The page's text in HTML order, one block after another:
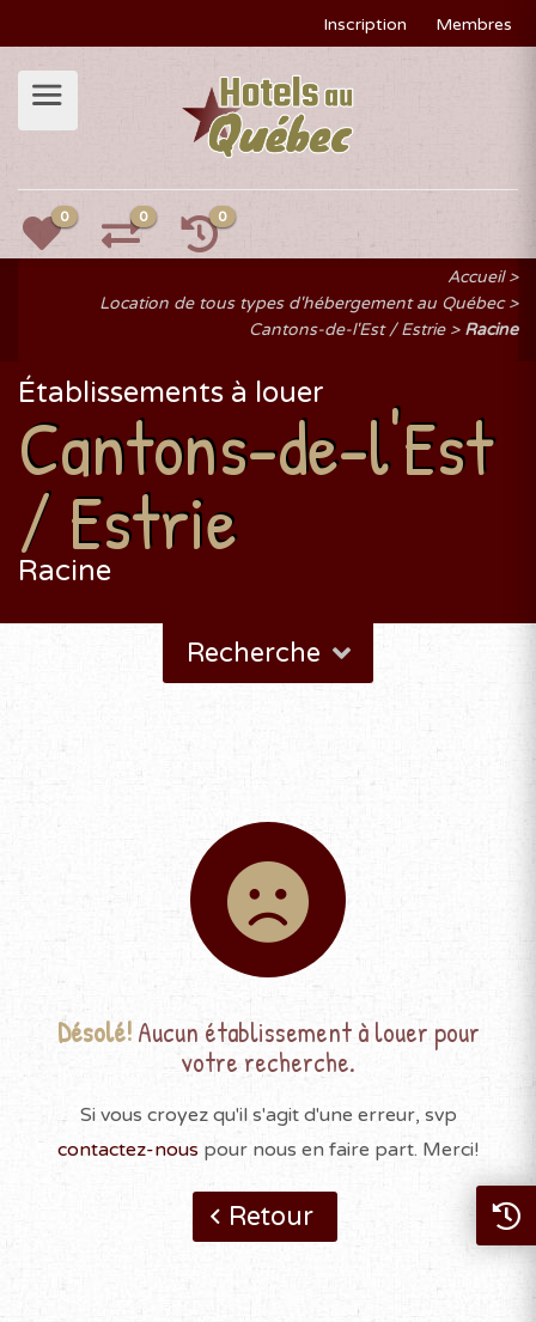
Inscription Membres
0 0 0
Accueil
Location de tous types d'hébergement au Québec
Cantons-de-l'Est / Estrie
Racine
Établissements à louer
Cantons-de-l'Est
/ Estrie
Racine
Recherche
Désolé!Aucun établissement à louer pour
votre recherche.
Si vous croyez qu'il s'agit d'une erreur, svp
contactez-nous pour nous en faire part. Merci!
Retour